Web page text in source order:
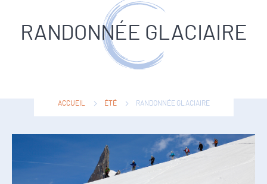
RANDONNÉE GLACIAIRE
ACCUEIL ÉTÉ RANDONNÉE GLACIAIRE